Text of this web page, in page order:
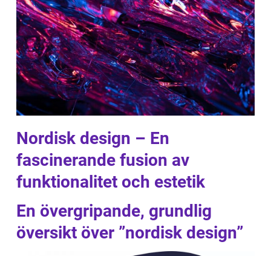
Nordisk design – En
fascinerande fusion av
funktionalitet och estetik
En övergripande, grundlig
översikt över ”nordisk design”